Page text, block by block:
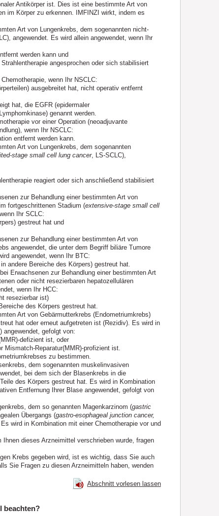
Antikörper ist. Dies ist eine bestimmte Art von
im Körper zu erkennen. IMFINZI wirkt, indem es
Art von Lungenkrebs, dem sogenannten nicht-
angewendet. Es wird allein angewendet, wenn Ihr
werden kann und
angesprochen oder sich stabilisiert
wenn Ihr NSCLC:
ausgebreitet hat, nicht operativ entfernt
hat, die EGFR (epidermaler
genannt werden.
vor einer Operation (neoadjuvante
wenn Ihr NSCLC:
entfernt werden kann.
Art von Lungenkrebs, dem sogenannten
stage small cell lung cancer, LS-SCLC),
reagiert oder sich anschließend stabilisiert
zur Behandlung einer bestimmten Art von
fortgeschrittenen Stadium (extensive-stage small cell
Ihr SCLC:
gestreut hat und
zur Behandlung einer bestimmten Art von
angewendet, die unter dem Begriff biliäre Tumore
angewendet, wenn Ihr BTC:
andere Bereiche des Körpers) gestreut hat.
Erwachsenen zur Behandlung einer bestimmten Art
oder nicht resezierbaren hepatozellulären
wenn Ihr HCC:
resezierbar ist)
des Körpers gestreut hat.
Art von Gebärmutterkrebs (Endometriumkrebs)
hat oder erneut aufgetreten ist (Rezidiv). Es wird in
angewendet, gefolgt von:
defizient ist, oder
Mismatch-Reparatur(MMR)-profizient ist.
zu bestimmen.
dem sogenannten muskelinvasiven
bei dem sich der Blasenkrebs in die
des Körpers gestreut hat. Es wird in Kombination
Entfernung Ihrer Blase angewendet, gefolgt von
dem so genannten Magenkarzinom (gastric
Übergangs (gastro-esophageal junction cancer,
wird in Kombination mit einer Chemotherapie vor und
dieses Arzneimittel verschrieben wurde, fragen
Krebs gegeben wird, ist es wichtig, dass Sie auch
Sie Fragen zu diesen Arzneimitteln haben, wenden
Abschnitt vorlesen lassen
beachten?